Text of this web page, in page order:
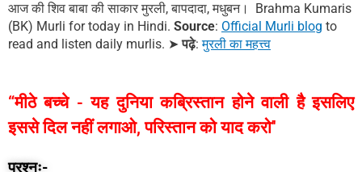
आज की शिव बाबा की साकार मुरली, बापदादा, मधुबन। Brahma Kumaris
(BK) Murli for today in Hindi. Source: Official Murli blog to
read and listen daily murlis. ➤पढ़े:मुरली का महत्त्व
“मीठे बच्चे - यह दुनिया कब्रिस्तान होने वाली है इसलिए
इससे दिल नहीं लगाओ, परिस्तान को याद करो''
प्रश्नः-